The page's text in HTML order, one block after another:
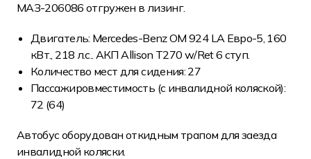
МАЗ-206086 отгружен в лизинг.
Двигатель: Mercedes-Benz OM 924 LA Евро-5, 160
кВт., 218 л.с.. АКП Allison T270 w/Ret 6 ступ.
Количество мест для сидения: 27
Пассажировместимость (с инвалидной коляской):
72 (64)
Автобус оборудован откидным трапом для заезда
инвалидной коляски.